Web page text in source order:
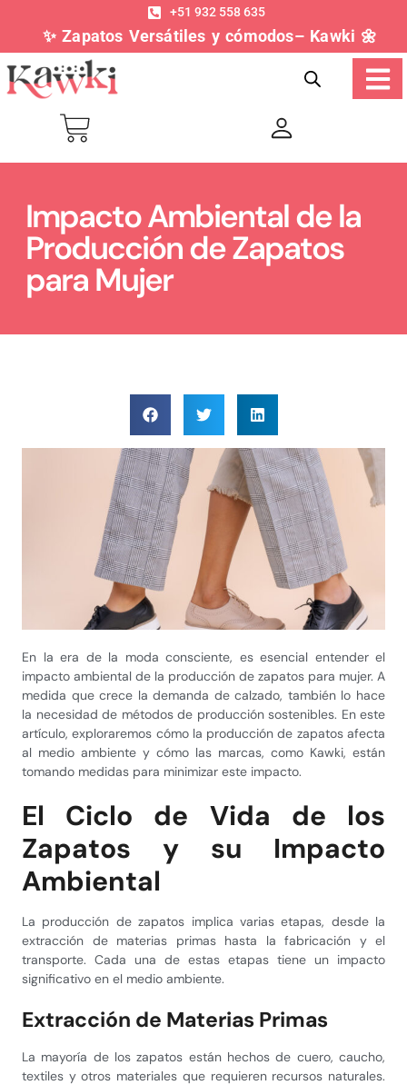
+51 932 558 635
✨ Zapatos Versátiles y cómodos– Kawki 🌼
Impacto Ambiental de la
Producción de Zapatos
para Mujer
En la era de la moda consciente, es esencial entender el
impacto ambiental de la producción de zapatos para mujer. A
medida que crece la demanda de calzado, también lo hace
la necesidad de métodos de producción sostenibles. En este
artículo, exploraremos cómo la producción de zapatos afecta
al medio ambiente y cómo las marcas, como Kawki, están
tomando medidas para minimizar este impacto.
El Ciclo de Vida de los
Zapatos y su Impacto
Ambiental
La producción de zapatos implica varias etapas, desde la
extracción de materias primas hasta la fabricación y el
transporte. Cada una de estas etapas tiene un impacto
significativo en el medio ambiente.
Extracción de Materias Primas
La mayoría de los zapatos están hechos de cuero, caucho,
textiles y otros materiales que requieren recursos naturales.